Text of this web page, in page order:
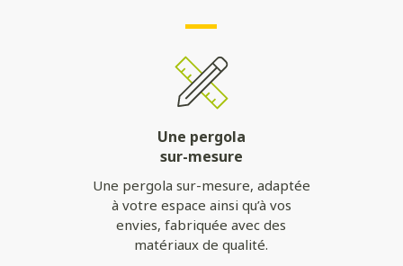
Une pergola
sur-mesure
Une pergola sur-mesure, adaptée
à votre espace ainsi qu’à vos
envies, fabriquée avec des
matériaux de qualité.